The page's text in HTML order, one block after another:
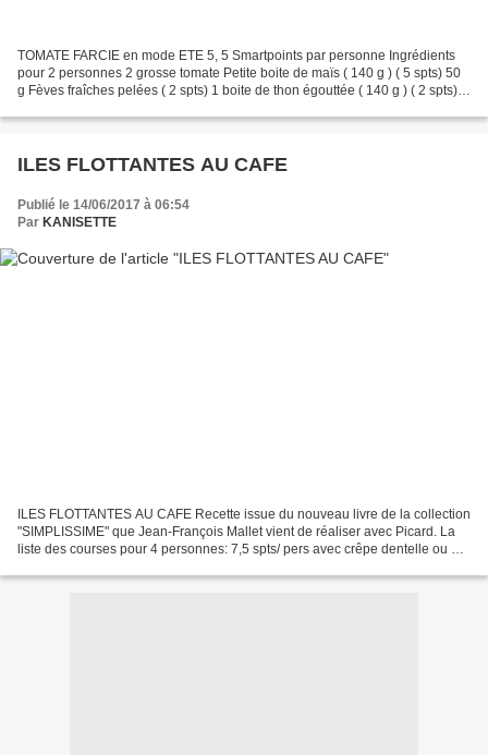
TOMATE FARCIE en mode ETE 5, 5 Smartpoints par personne Ingrédients
pour 2 personnes 2 grosse tomate Petite boite de maïs ( 140 g ) ( 5 spts) 50
g Fèves fraîches pelées ( 2 spts) 1 boite de thon égouttée ( 140 g ) ( 2 spts)
ILES FLOTTANTES AU CAFE
Publié le 14/06/2017 à 06:54
Par KANISETTE
ILES FLOTTANTES AU CAFE Recette issue du nouveau livre de la collection
"SIMPLISSIME" que Jean-François Mallet vient de réaliser avec Picard. La
liste des courses pour 4 personnes: 7,5 spts/ pers avec crêpe dentelle ou 6